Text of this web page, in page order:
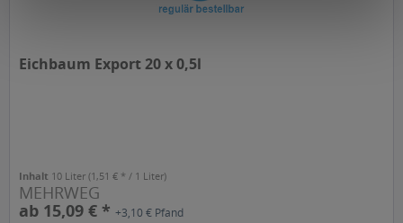
Eichbaum Export 20 x 0,5l
Inhalt 10 Liter(1,51 € * / 1 Liter)
MEHRWEG
ab 15,09 € *+3,10 € Pfand